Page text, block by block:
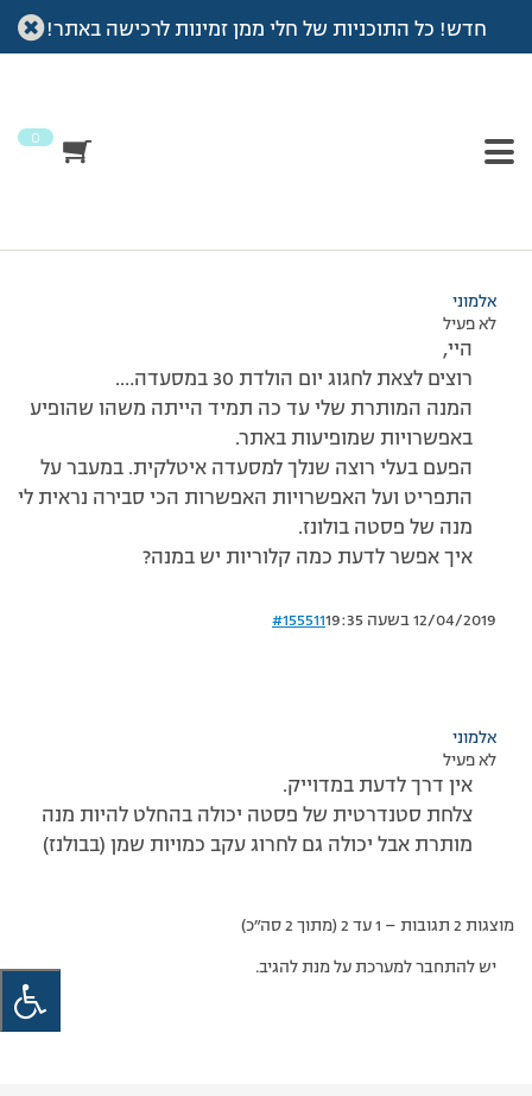
חדש! כל התוכניות של חלי ממן זמינות לרכישה באתר!
0
עמוד הבית >דיונים>פורום >מנה מותרת
מוצגות 2 תגובות – 1 עד 2 (מתוך 2 סה״כ)
אלמוני
לא פעיל
היי,
רוצים לצאת לחגוג יום הולדת 30 במסעדה….
המנה המותרת שלי עד כה תמיד הייתה משהו שהופיע
באפשרויות שמופיעות באתר.
הפעם בעלי רוצה שנלך למסעדה איטלקית. במעבר על
התפריט ועל האפשרויות האפשרות הכי סבירה נראית לי
מנה של פסטה בולונז.
איך אפשר לדעת כמה קלוריות יש במנה?
12/04/2019 בשעה 19:35 #155511
אלמוני
לא פעיל
אין דרך לדעת במדוייק.
צלחת סטנדרטית של פסטה יכולה בהחלט להיות מנה
מותרת אבל יכולה גם לחרוג עקב כמויות שמן (בבולנז)
מוצגות 2 תגובות – 1 עד 2 (מתוך 2 סה״כ)
יש להתחבר למערכת על מנת להגיב.